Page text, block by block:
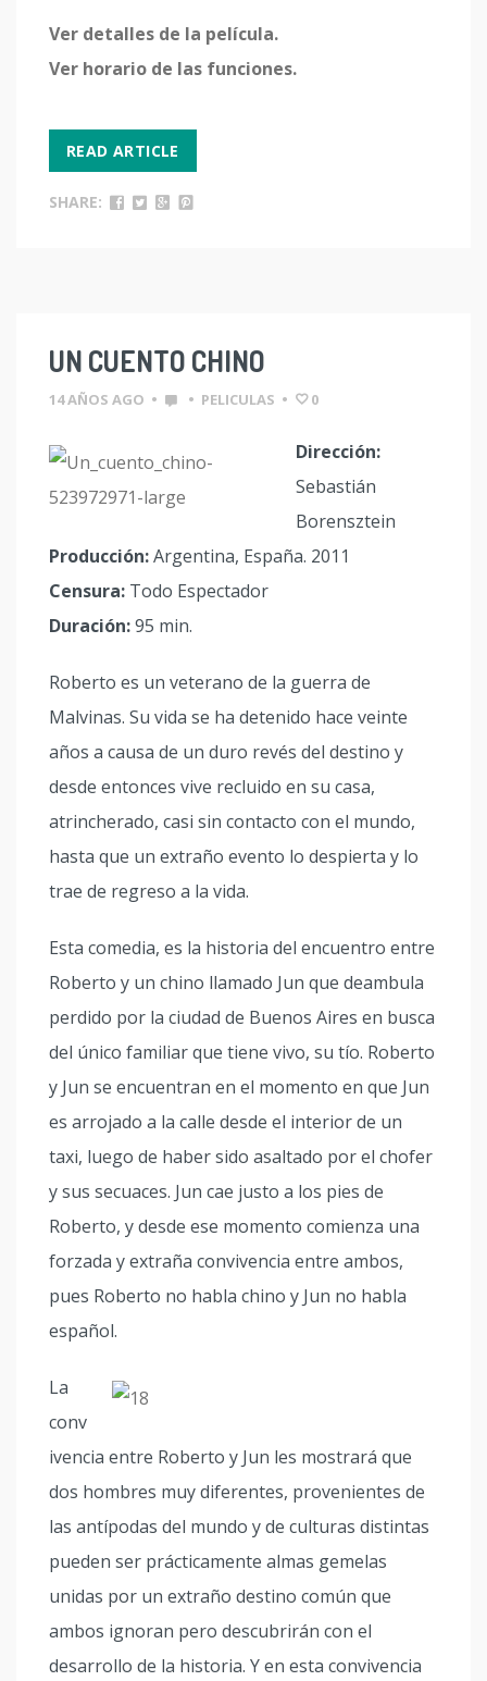
Ver detalles de la película.
Ver horario de las funciones.
READ ARTICLE
SHARE:
UN CUENTO CHINO
14 AÑOS AGO • • PELICULAS • 0
Dirección:
Sebastián
Borensztein
Producción:Argentina, España. 2011
Censura: Todo Espectador
Duración:95 min.
Roberto es un veterano de la guerra de
Malvinas. Su vida se ha detenido hace veinte
años a causa de un duro revés del destino y
desde entonces vive recluido en su casa,
atrincherado, casi sin contacto con el mundo,
hasta que un extraño evento lo despierta y lo
trae de regreso a la vida.
Esta comedia, es la historia del encuentro entre
Roberto y un chino llamado Jun que deambula
perdido por la ciudad de Buenos Aires en busca
del único familiar que tiene vivo, su tío. Roberto
y Jun se encuentran en el momento en que Jun
es arrojado a la calle desde el interior de un
taxi, luego de haber sido asaltado por el chofer
y sus secuaces. Jun cae justo a los pies de
Roberto, y desde ese momento comienza una
forzada y extraña convivencia entre ambos,
pues Roberto no habla chino y Jun no habla
español.
La
conv
ivencia entre Roberto y Jun les mostrará que
dos hombres muy diferentes, provenientes de
las antípodas del mundo y de culturas distintas
pueden ser prácticamente almas gemelas
unidas por un extraño destino común que
ambos ignoran pero descubrirán con el
desarrollo de la historia. Y en esta convivencia